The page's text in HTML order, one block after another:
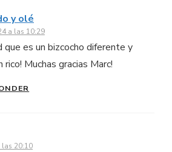
y olé
a las 10:29
que es un bizcocho diferente y
rico! Muchas gracias Marc!
las 20:10